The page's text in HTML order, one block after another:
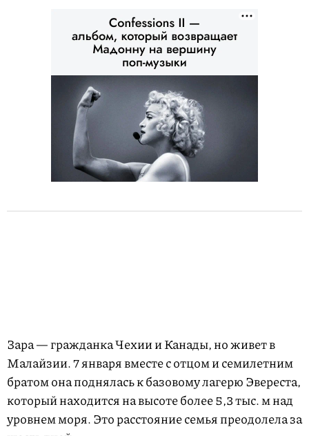
Зара — гражданка Чехии и Канады, но живет в
Малайзии. 7 января вместе с отцом и семилетним
братом она поднялась к базовому лагерю Эвереста,
который находится на высоте более 5,3 тыс. м над
уровнем моря. Это расстояние семья преодолела за